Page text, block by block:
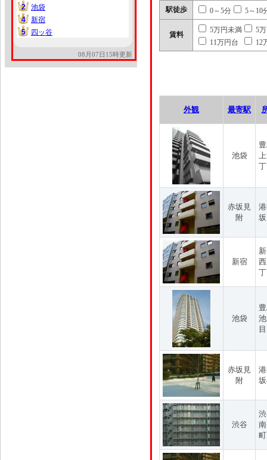
2
2
池袋
4
4
新宿
5
5 四ッ谷
08月07日15時更新
駅徒歩 0～5分 5～10
賃料
5万円未満
5
11万円台
12
外観 最寄駅
池袋
赤坂見
附
新宿
池袋
目
赤坂見
附
渋谷